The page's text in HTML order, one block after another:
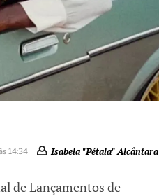
14:34 Isabela "Pétala" Alcântara
de Lançamentos de